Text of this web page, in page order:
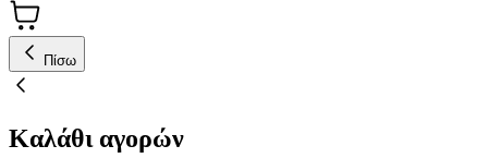
Πίσω
Καλάθι αγορών